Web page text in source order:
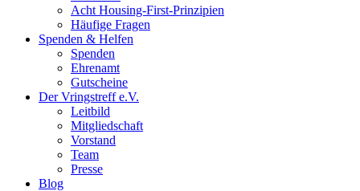
Acht Housing-First-Prinzipien
Häufige Fragen
Spenden & Helfen
Spenden
Ehrenamt
Gutscheine
Der Vringstreff e.V.
Leitbild
Mitgliedschaft
Vorstand
Team
Presse
Blog